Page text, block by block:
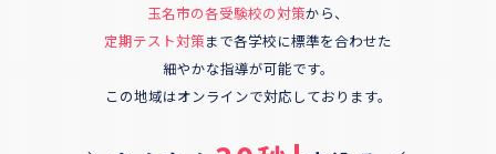
玉名市の各受験校の対策から、
定期テスト対策まで各学校に標準を合わせた
細やかな指導が可能です。
この地域はオンラインで対応しております。